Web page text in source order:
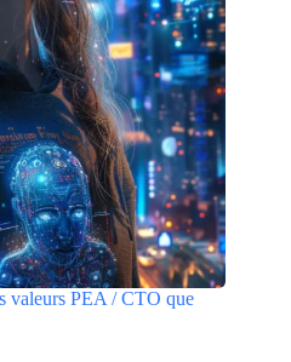
valeurs PEA / CTO que